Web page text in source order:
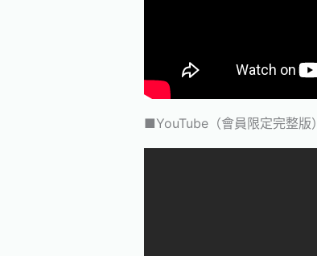
■YouTube（會員限定完整版）